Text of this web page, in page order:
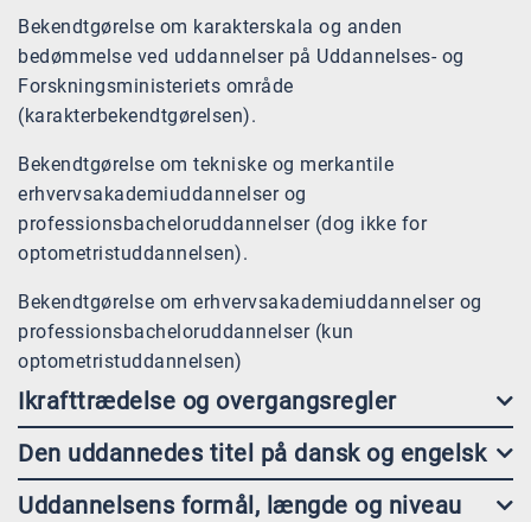
Bekendtgørelse om karakterskala og anden
bedømmelse ved uddannelser på Uddannelses- og
Forskningsministeriets område
(karakterbekendtgørelsen).
Bekendtgørelse om tekniske og merkantile
erhvervsakademiuddannelser og
professionsbacheloruddannelser (dog ikke for
optometristuddannelsen).
Bekendtgørelse om erhvervsakademiuddannelser og
professionsbacheloruddannelser (kun
optometristuddannelsen)
Ikrafttrædelse og overgangsregler
Den uddannedes titel på dansk og engelsk
Uddannelsens formål, længde og niveau